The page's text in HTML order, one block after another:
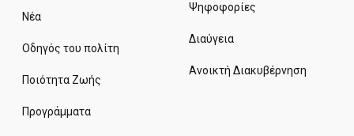
Νέα
Οδηγός του πολίτη
Ποιότητα Ζωής
Προγράμματα
Ψηφοφορίες
Διαύγεια
Ανοικτή Διακυβέρνηση